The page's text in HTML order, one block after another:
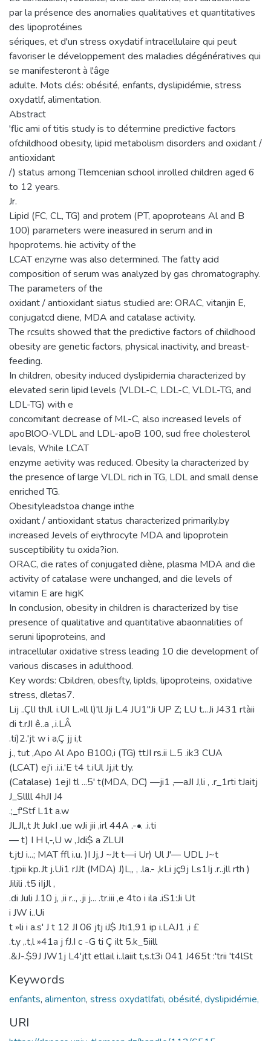
par la présence des anomalies qualitatives et quantitatives
des lipoprotéines
sériques, et d'un stress oxydatif intracellulaire qui peut
favoriser le développement des maladies dégénératives qui
se manifesteront à l'âge
adulte. Mots clés: obésité, enfants, dyslipidémie, stress
oxydatlf, alimentation.
Abstract
'flic ami of titis study is to détermine predictive factors
ofchildhood obesity, lipid metabolism disorders and oxidant /
antioxidant
/) status among Tlemcenian school inrolled children aged 6
to 12 years.
Jr.
Lipid (FC, CL, TG) and protem (PT, apoproteans Al and B
100) parameters were ineasured in serum and in
hpoproterns. hie activity of the
LCAT enzyme was also determined. The fatty acid
composition of serum was analyzed by gas chromatography.
The parameters of the
oxidant / antioxidant siatus studied are: ORAC, vitanjin E,
conjugatcd diene, MDA and catalase activity.
The rcsults showed that the predictive factors of childhood
obesity are genetic factors, physical inactivity, and breast-
feeding.
In children, obesity induced dyslipidemia characterized by
elevated serin lipid levels (VLDL-C, LDL-C, VLDL-TG, and
LDL-TG) with e
concomitant decrease of ML-C, also increased levels of
apoBlOO-VLDL and LDL-apoB 100, sud free cholesterol
levaIs, While LCAT
enzyme aetivity was reduced. Obesity la characterized by
the presence of large VLDL rich in TG, LDL and small dense
enriched TG.
Obesityleadstoa change inthe
oxidant / antioxidant status characterized primarily.by
increased Jevels of eiythrocyte MDA and lipoprotein
susceptibility tu oxida?ion.
ORAC, die rates of conjugated diène, plasma MDA and die
activity of catalase were unchanged, and die levels of
vitamin E are higK
In conclusion, obesity in children is characterized by tise
presence of qualitative and quantitative abaonnalities of
seruni lipoproteins, and
intracellular oxidative stress leading 10 die development of
various discases in adulthood.
Key words: Cbildren, obesfty, liplds, lipoproteins, oxidative
stress, dletas7.
Lij ..ÇlI thJl. i.UI L.»ll l)'ll Jji L.4 JU1"Ji UP Z; LU t...Ji J431 rtàii
di t.rJI ê..a ,.i.LÂ
.ti)2.'jt w i a,Ç jj i,t
j., tut ,Apo Al Apo B100,i (TG) ttJI rs.ii L.5 .ik3 CUA
(LCAT) ej'i .i.i.'E t4 t.iUl Jj,it tJy.
(Catalase) 1ejI tl ...5' t(MDA, DC) —ji1 ,—aJI J,li , .r_1rti tJaitj
J_Sllll 4hJI J4
.;_f'Stf L1t a.w
JLJI,,t Jt JukI .ue wJi jii ,irl 44A .-•. .i.ti
— t) I H l,-,U w ,Jdi$ a ZLUI
t.jtJ i...; MAT ffl i.u. )I Jj,J ~Jt t—i Ur) Ul J'— UDL J~t
.tjpii kp.Jt j.Ui1 rJJt (MDA) J)L,, , .la.- ,kLi jç9j Ls1Ij .r..jll rth )
Jilili .t5 iIjJl ,
.di Juli J.10 j, ,ii r.., .ji j... .tr.iii ,e 4to i ila .iS1:Ji Ut
i JW i..Ui
t »li i a.s' J t 12 JI 06 jtj iJ$ Jti1,91 ip i.LAJ1 ,i £
.t.y ,.t,l »41a j fJ.I c -G ti Ç ilt 5.k_5iill
.&J-.$9J JW1j L4'jtt etlail i..laiit t,s.t3i 041 J465t :'trii 't4lSt
Keywords
enfants, alimenton, stress oxydatlfati, obésité, dyslipidémie,
URI